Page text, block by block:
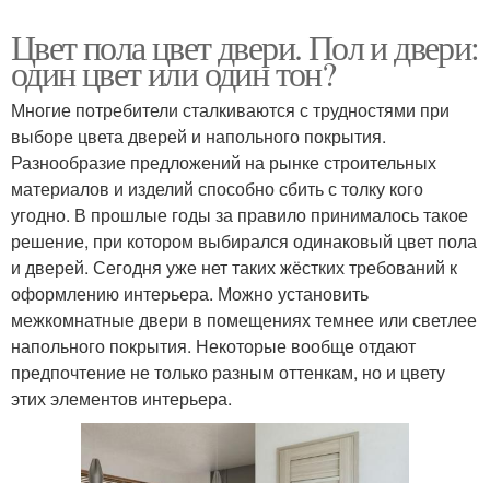
Цвет пола цвет двери. Пол и двери:
один цвет или один тон?
Многие потребители сталкиваются с трудностями при
выборе цвета дверей и напольного покрытия.
Разнообразие предложений на рынке строительных
материалов и изделий способно сбить с толку кого
угодно. В прошлые годы за правило принималось такое
решение, при котором выбирался одинаковый цвет пола
и дверей. Сегодня уже нет таких жёстких требований к
оформлению интерьера. Можно установить
межкомнатные двери в помещениях темнее или светлее
напольного покрытия. Некоторые вообще отдают
предпочтение не только разным оттенкам, но и цвету
этих элементов интерьера.